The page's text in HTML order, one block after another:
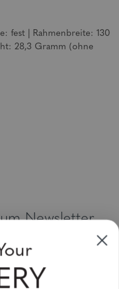
fest | Rahmenbreite: 130
28,3 Gramm (ohne
Newsletter,
Gutscheine zu
ein und abonnieren Sie!